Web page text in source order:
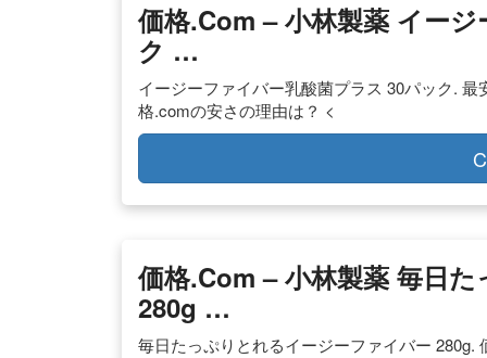
価格.com – 小林製薬 イー
ク …
イージーファイバー乳酸菌プラス 30パック.
格.comの安さの理由は？ <
価格.com – 小林製薬 毎日
280g …
毎日たっぷりとれるイージーファイバー 280g.